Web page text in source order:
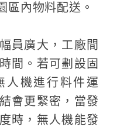
區內物料配送。
員廣大，工廠間
間。若可劃設固
人機進行料件運
會更緊密，當發
時，無人機能發